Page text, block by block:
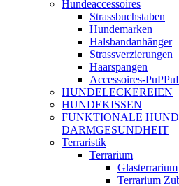
Hundeaccessoires
Strassbuchstaben
Hundemarken
Halsbandanhänger
Strassverzierungen
Haarspangen
Accessoires-
HUNDELECKEREIEN
HUNDEKISSEN
FUNKTIONALE
DARMGESUNDHEIT
Terraristik
Terrarium
Glasterrarium
Terrarium